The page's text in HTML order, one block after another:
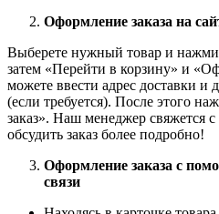
Оформление заказа на
Выберете нужный товар и
затем «Перейти в корзину» и
можете ввести адрес доставки и
(если требуется). После этого
заказ». Наш менеджер свяжется
обсудить заказ более подробно!
Оформление заказа с
связи